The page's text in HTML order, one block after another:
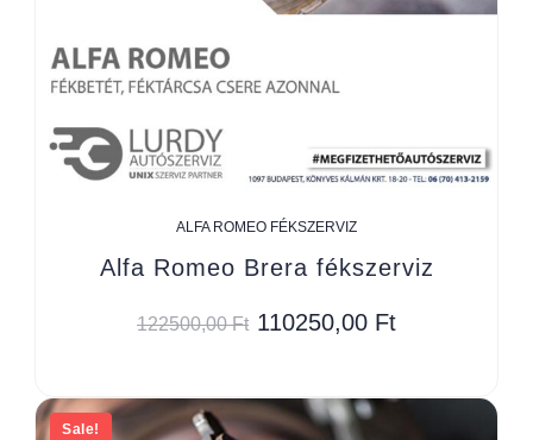
ALFA ROMEO FÉKSZERVIZ
Alfa Romeo Brera fékszerviz
122500,00Ft 110250,00 Ft
Sale!